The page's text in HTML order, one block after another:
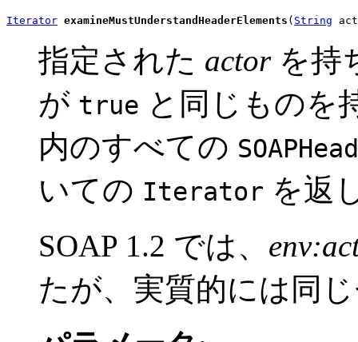
Iterator examineMustUnderstandHeaderElements ( String
指定された actorを持
が true と同じものを
内のすべての
いての Iterator を返
SOAP 1.2 では、
たが、実質的には同